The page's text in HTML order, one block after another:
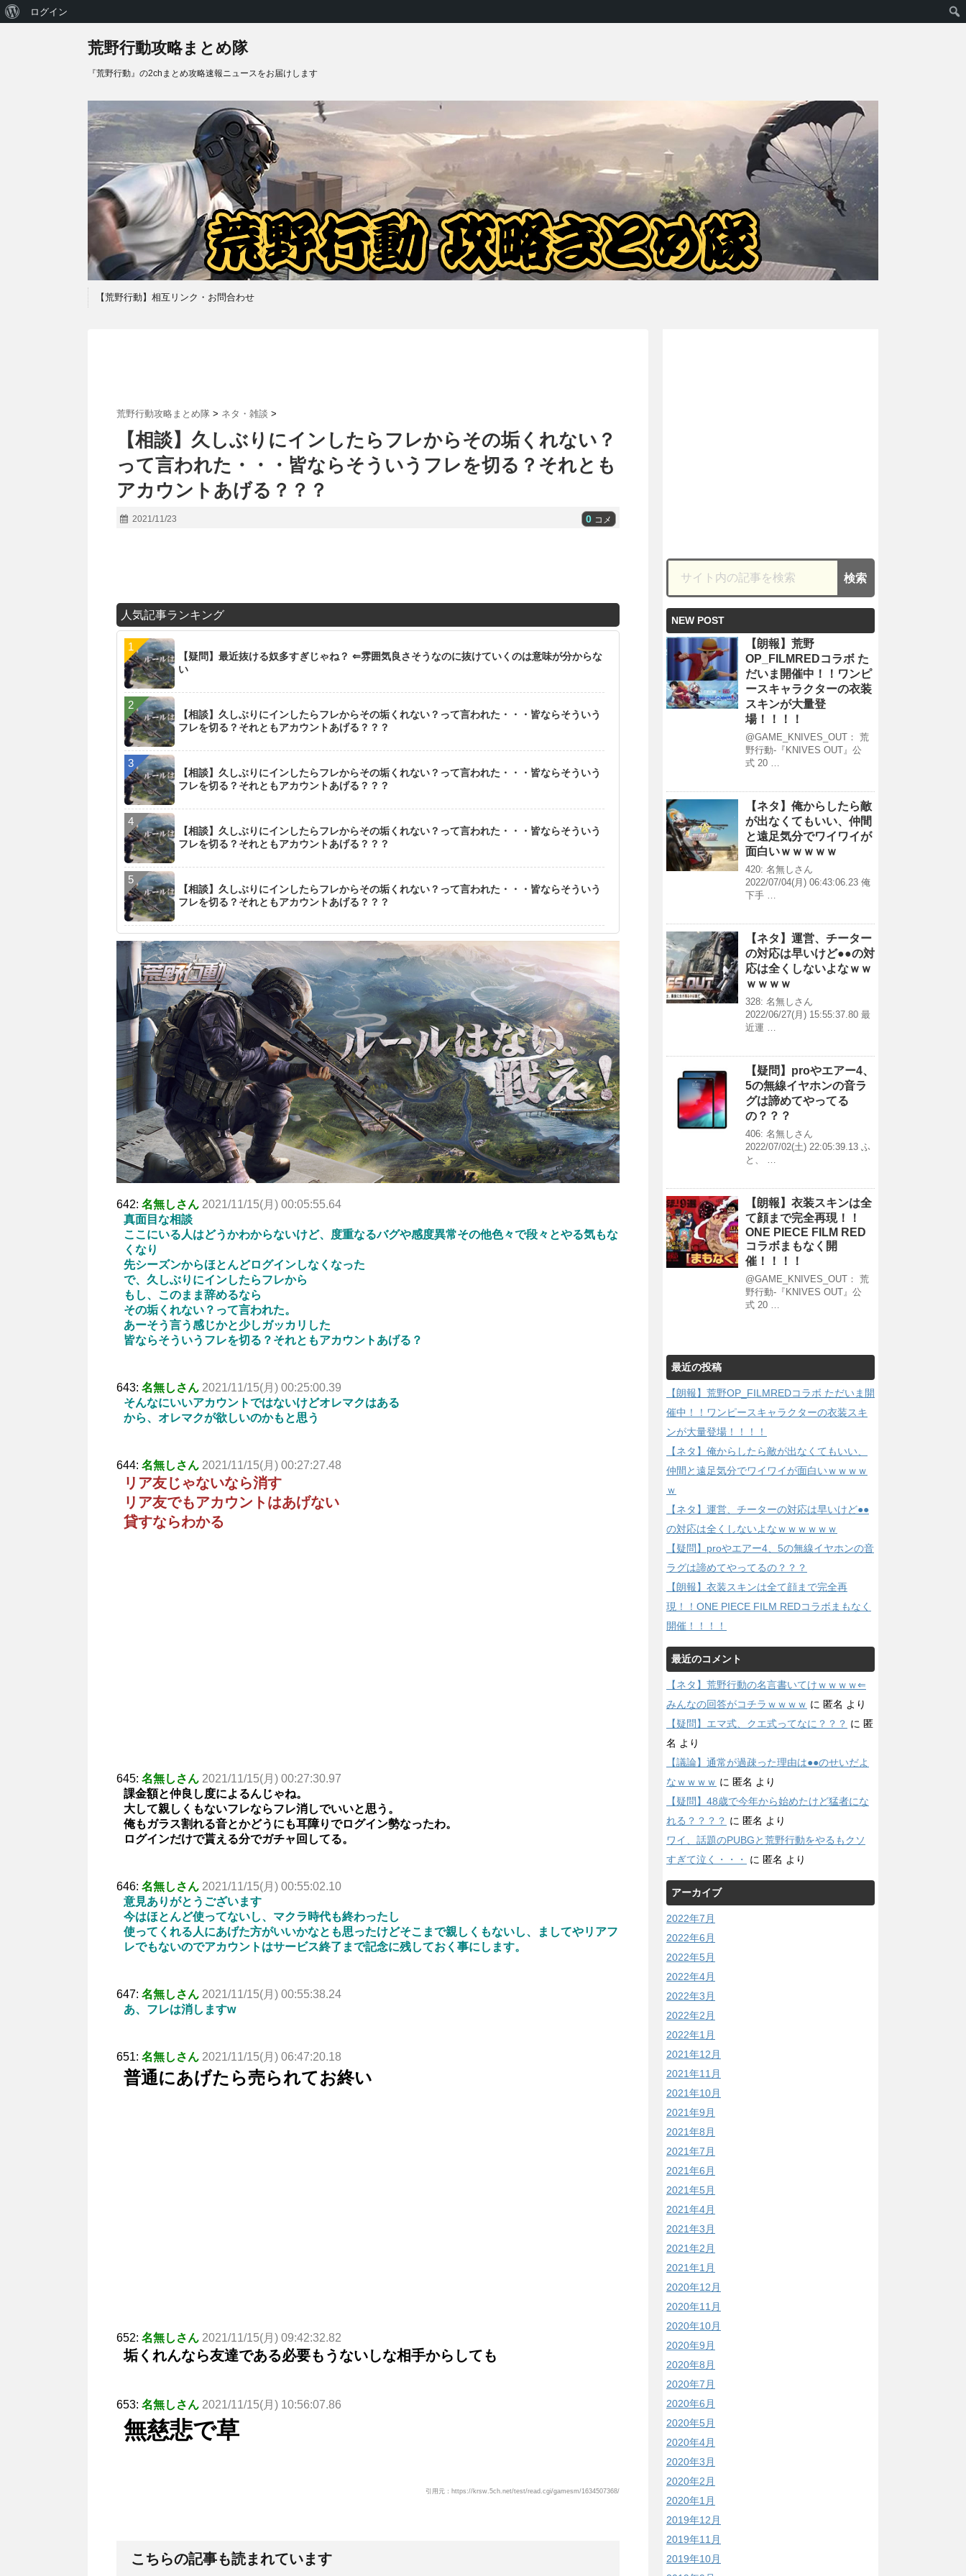
荒野行動攻略まとめ隊
『荒野行動』の2chまとめ攻略速報ニュースをお届けします
【荒野行動】相互リンク・お問合わせ
荒野行動攻略まとめ隊 > ネタ・雑談 >
【相談】久しぶりにインしたらフレからその垢くれない？
って言われた・・・皆ならそういうフレを切る？それとも
アカウントあげる？？？
2021/11/23 0 コメ
人気記事ランキング
【疑問】最近抜ける奴多すぎじゃね？ ⇐雰囲気良さそうなのに抜けていくのは意味が分からな
い
【相談】久しぶりにインしたらフレからその垢くれない？って言われた・・・皆ならそういう
フレを切る？それともアカウントあげる？？？
【相談】久しぶりにインしたらフレからその垢くれない？って言われた・・・皆ならそういう
フレを切る？それともアカウントあげる？？？
【相談】久しぶりにインしたらフレからその垢くれない？って言われた・・・皆ならそういう
フレを切る？それともアカウントあげる？？？
【相談】久しぶりにインしたらフレからその垢くれない？って言われた・・・皆ならそういう
フレを切る？それともアカウントあげる？？？
642: 名無しさん 2021/11/15(月) 00:05:55.64
真面目な相談
ここにいる人はどうかわからないけど、度重なるバグや感度異常その他色々で段々とやる気もな
くなり
先シーズンからほとんどログインしなくなった
で、久しぶりにインしたらフレから
もし、このまま辞めるなら
その垢くれない？って言われた。
あーそう言う感じかと少しガッカリした
皆ならそういうフレを切る？それともアカウントあげる？
643: 名無しさん 2021/11/15(月) 00:25:00.39
そんなにいいアカウントではないけどオレマクはある
から、オレマクが欲しいのかもと思う
644: 名無しさん 2021/11/15(月) 00:27:27.48
リア友じゃないなら消す
リア友でもアカウントはあげない
貸すならわかる
645: 名無しさん 2021/11/15(月) 00:27:30.97
課金額と仲良し度によるんじゃね。
大して親しくもないフレならフレ消しでいいと思う。
俺もガラス割れる音とかどうにも耳障りでログイン勢なったわ。
ログインだけで貰える分でガチャ回してる。
646: 名無しさん 2021/11/15(月) 00:55:02.10
意見ありがとうございます
今はほとんど使ってないし、マクラ時代も終わったし
使ってくれる人にあげた方がいいかなとも思ったけどそこまで親しくもないし、ましてやリアフ
レでもないのでアカウントはサービス終了まで記念に残しておく事にします。
647: 名無しさん 2021/11/15(月) 00:55:38.24
あ、フレは消しますw
651: 名無しさん 2021/11/15(月) 06:47:20.18
普通にあげたら売られてお終い
652: 名無しさん 2021/11/15(月) 09:42:32.82
垢くれんなら友達である必要もうないしな相手からしても
653: 名無しさん 2021/11/15(月) 10:56:07.86
無慈悲で草
引用元：https://krsw.5ch.net/test/read.cgi/gamesm/1634507368/
こちらの記事も読まれています
NEW POST
【朗報】荒野
OP_FILMREDコラボ た
だいま開催中！！ワンピ
ースキャラクターの衣装
スキンが大量登
場！！！！
@GAME_KNIVES_OUT： 荒
野行動-『KNIVES OUT』公
式 20 …
【ネタ】俺からしたら敵
が出なくてもいい、仲間
と遠足気分でワイワイが
面白いｗｗｗｗｗ
420: 名無しさん
2022/07/04(月) 06:43:06.23 俺
下手 …
【ネタ】運営、チーター
の対応は早いけど●●の対
応は全くしないよなｗｗ
ｗｗｗｗ
328: 名無しさん
2022/06/27(月) 15:55:37.80 最
近運 …
【疑問】proやエアー4、
5の無線イヤホンの音ラ
グは諦めてやってる
の？？？
406: 名無しさん
2022/07/02(土) 22:05:39.13 ふ
と、 …
【朗報】衣装スキンは全
て顔まで完全再現！！
ONE PIECE FILM RED
コラボまもなく開
催！！！！
@GAME_KNIVES_OUT： 荒
野行動-『KNIVES OUT』公
式 20 …
最近の投稿
【朗報】荒野OP_FILMREDコラボ ただいま開
催中！！ワンピースキャラクターの衣装スキ
ンが大量登場！！！！
【ネタ】俺からしたら敵が出なくてもいい、
仲間と遠足気分でワイワイが面白いｗｗｗｗ
ｗ
【ネタ】運営、チーターの対応は早いけど●●
の対応は全くしないよなｗｗｗｗｗｗ
【疑問】proやエアー4、5の無線イヤホンの音
ラグは諦めてやってるの？？？
【朗報】衣装スキンは全て顔まで完全再
現！！ONE PIECE FILM REDコラボまもなく
開催！！！！
最近のコメント
【ネタ】荒野行動の名言書いてけｗｗｗｗ⇐
みんなの回答がコチラｗｗｗｗ に 匿名 より
【疑問】エマ式、クエ式ってなに？？？ に 匿
名 より
【議論】通常が過疎った理由は●●のせいだよ
なｗｗｗｗ に 匿名 より
【疑問】48歳で今年から始めたけど猛者にな
れる？？？？ に 匿名 より
ワイ、話題のPUBGと荒野行動をやるもクソ
すぎて泣く・・・
に 匿名 より
アーカイブ
2022年7月
2022年6月
2022年5月
2022年4月
2022年3月
2022年2月
2022年1月
2021年12月
2021年11月
2021年10月
2021年9月
2021年8月
2021年7月
2021年6月
2021年5月
2021年4月
2021年3月
2021年2月
2021年1月
2020年12月
2020年11月
2020年10月
2020年9月
2020年8月
2020年7月
2020年6月
2020年5月
2020年4月
2020年3月
2020年2月
2020年1月
2019年12月
2019年11月
2019年10月
WordPress
ログイン